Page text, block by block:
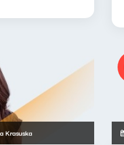
Krasuska